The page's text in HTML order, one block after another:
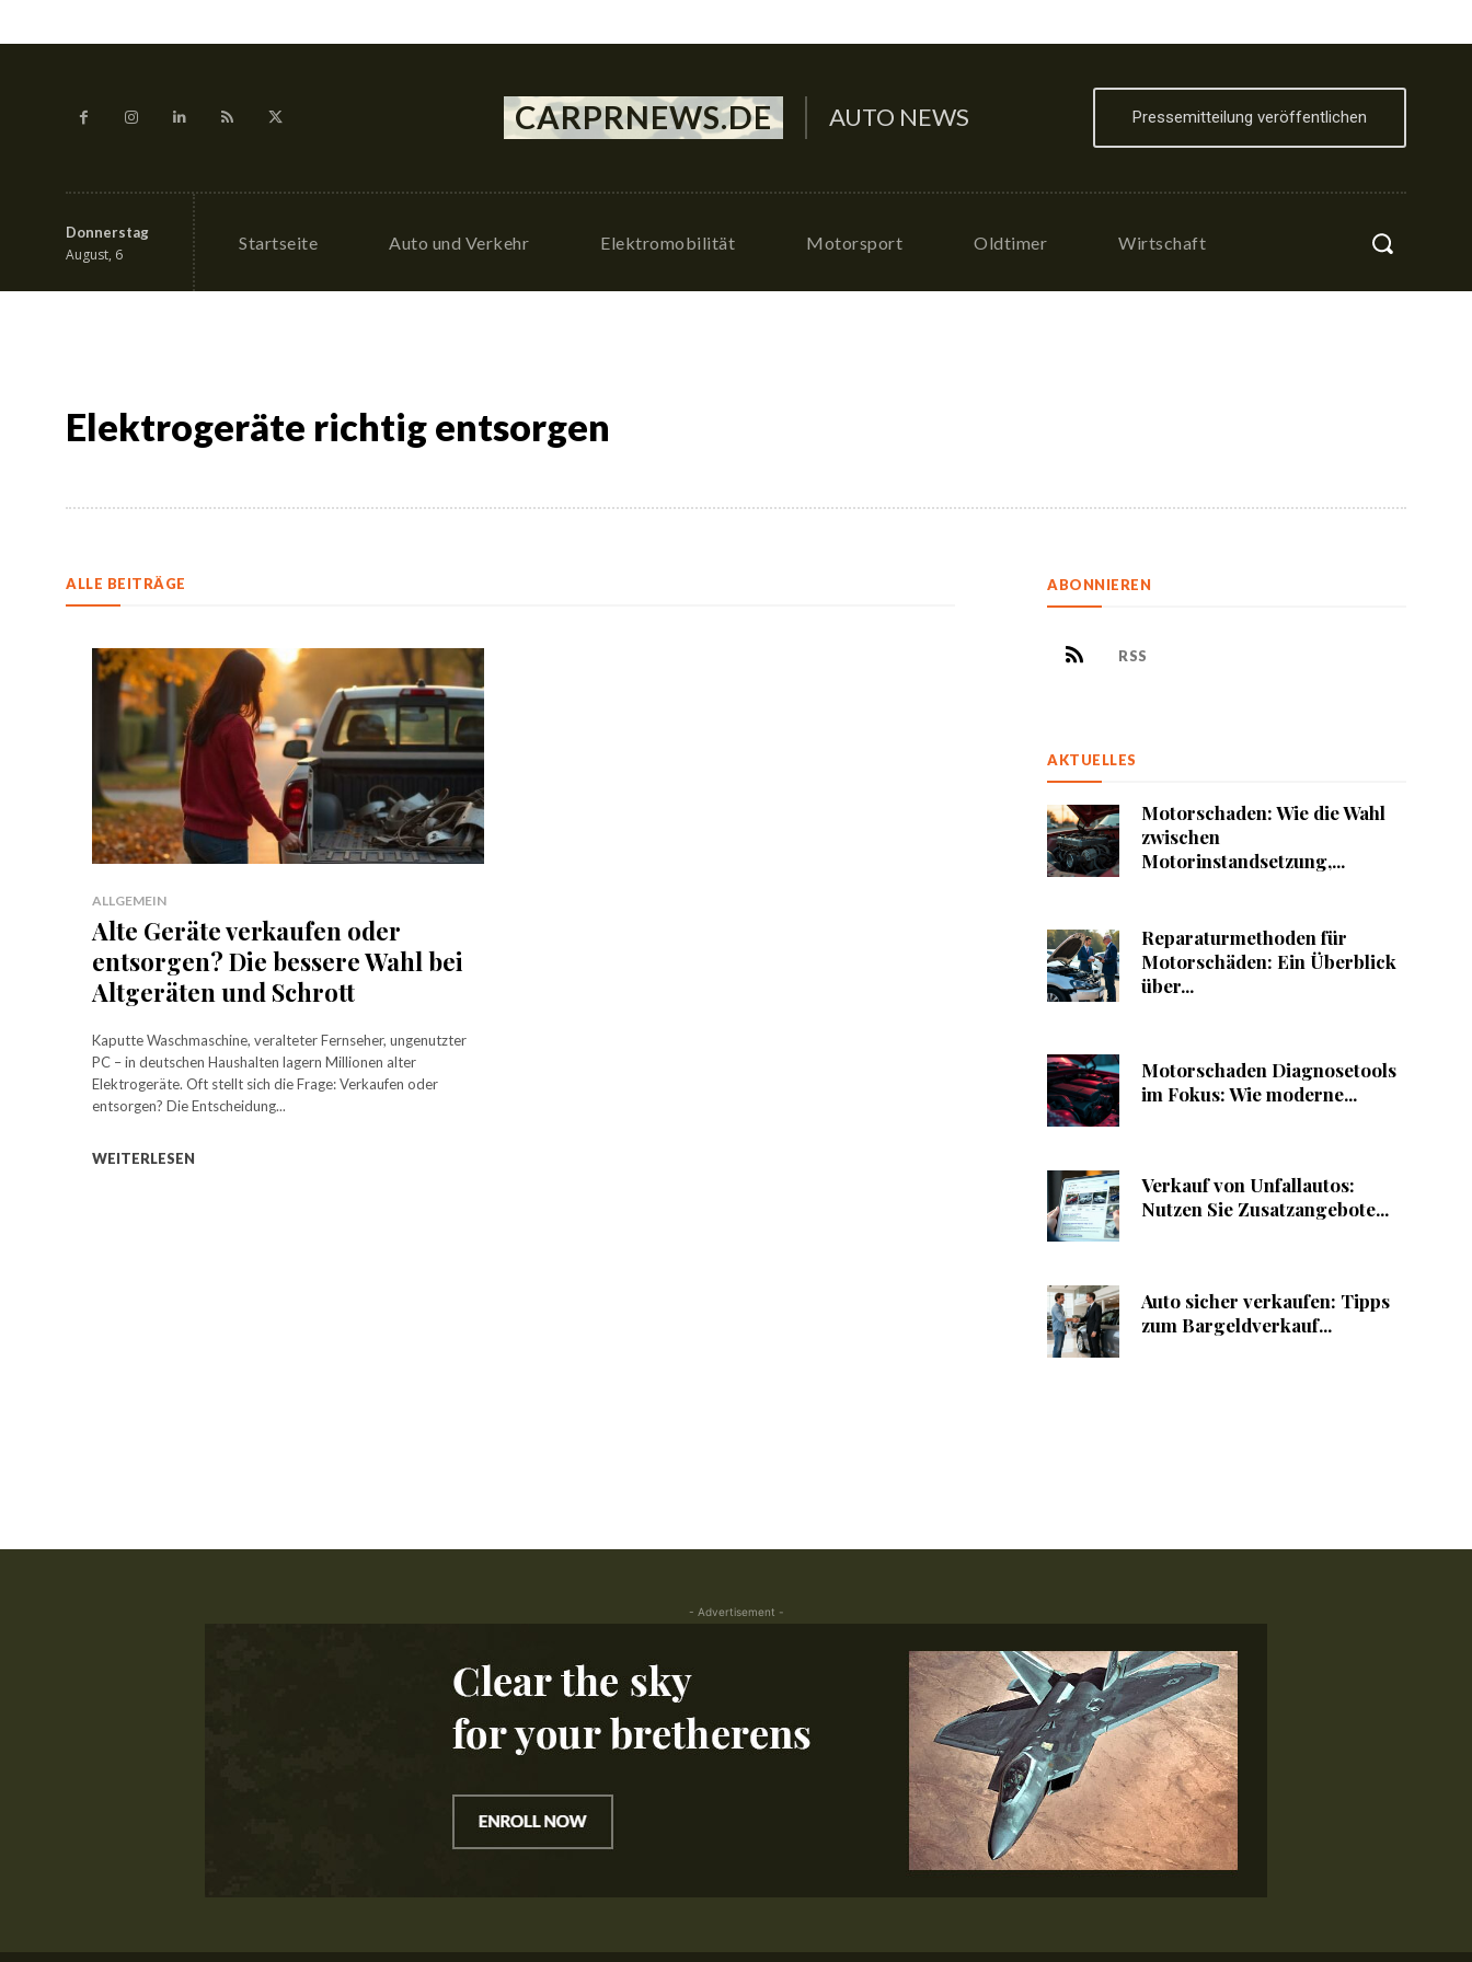
CARPRNEWS.DE AUTO NEWS Pressemitteilung veröffentlichen
Donnerstag
August, 6
Startseite Auto und Verkehr Elektromobilität Motorsport Oldtimer Wirtschaft
Elektrogeräte richtig entsorgen
ALLE BEITRÄGE
ALLGEMEIN
Alte Geräte verkaufen oder
entsorgen? Die bessere Wahl bei
Altgeräten und Schrott
Kaputte Waschmaschine, veralteter Fernseher, ungenutzter
PC – in deutschen Haushalten lagern Millionen alter
Elektrogeräte. Oft stellt sich die Frage: Verkaufen oder
entsorgen? Die Entscheidung...
WEITERLESEN
ABONNIEREN
RSS
AKTUELLES
Motorschaden: Wie die Wahl
zwischen
Motorinstandsetzung,...
Reparaturmethoden für
Motorschäden: Ein Überblick
über...
Motorschaden Diagnosetools
im Fokus: Wie moderne...
Verkauf von Unfallautos:
Nutzen Sie Zusatzangebote...
Auto sicher verkaufen: Tipps
zum Bargeldverkauf...
- Advertisement -